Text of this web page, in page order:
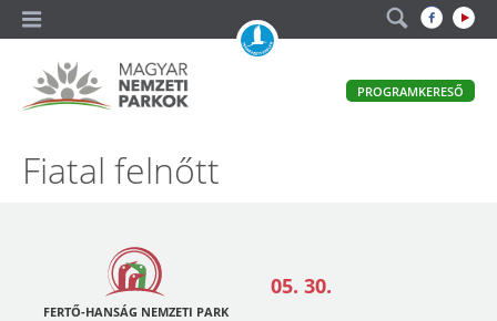
Magyar
PROGRAMKERESŐ
Fiatal felnőtt
FERTŐ-HANSÁG NEMZETI PARK
05. 30.